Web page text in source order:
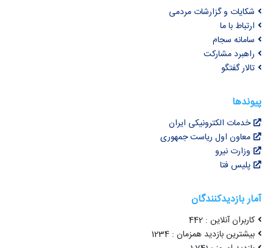
شکایات و گزارشات مردمی
ارتباط با ما
سامانه سجام
راهبرد مشارکت
تالار گفتگو
پیوندها
خدمات الکترونیکی ایران
معاون اول ریاست جمهوری
وزارت نیرو
پلیس فتا
آمار بازدیدکنندگان
کاربران آنلاین : 442
بیشترین بازدید همزمان : 1234